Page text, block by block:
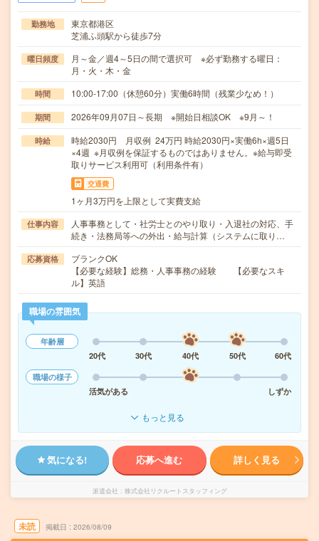
勤務地
東京都港区
芝浦ふ頭駅から徒歩7分
曜日頻度
月～金／週4～5日の間で選択可 ※必ず勤務する曜日：
月・火・木・金
時間 10:00-17:00（休憩60分）実働6時間（残業少なめ！）
期間 2026年09月07日～長期 ※開始日相談OK ※9月～！
時給
時給2030円 月収例 24万円 時給2030円×実働6h×週5日
×4週 ※月収例を保証するものではありません。※給与即受
取りサービス利用可（利用条件有）
交通費
1ヶ月3万円を上限として実費支給
仕事内容
人事事務として・社労士とのやり取り・入退社の対応、手
続き・法務局等への外出・給与計算（システムに取り…
応募資格
ブランクOK
【必要な経験】総務・人事事務の経験 【必要なスキ
ル】英語
職場の雰囲気
年齢層
20代
30代 40代 50代
60代
職場の様子
活気がある
しずか
もっと見る
気になる! 応募へ進む 詳しく見る
派遣会社 株式会社リクルートスタッフィング
未読 掲載日 2026/08/09